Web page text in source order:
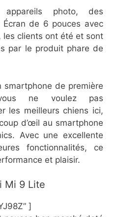
appareils photo, des
de 6 pouces avec
les clients ont été et sont
par le produit phare de
smartphone de première
ne voulez pas
les meilleurs chiens ici,
d’œil au smartphone
Avec une excellente
fonctionnalités, ce
et plaisir.
Mi 9 Lite
]